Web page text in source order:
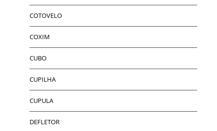
COTOVELO
COXIM
CUBO
CUPILHA
CUPULA
DEFLETOR